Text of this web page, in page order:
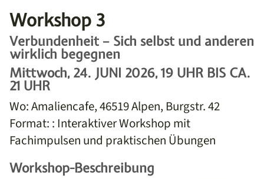
Workshop 3
Verbundenheit – Sich selbst und anderen
wirklich begegnen
Mittwoch, 24. JUNI 2026, 19 UHR BIS CA.
21 UHR
Wo: Amaliencafe, 46519 Alpen, Burgstr. 42
Format: : Interaktiver Workshop mit
Fachimpulsen und praktischen Übungen
Workshop-Beschreibung